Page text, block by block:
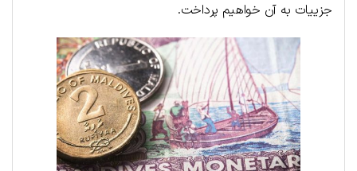
جزییات به آن خواهیم پرداخت.